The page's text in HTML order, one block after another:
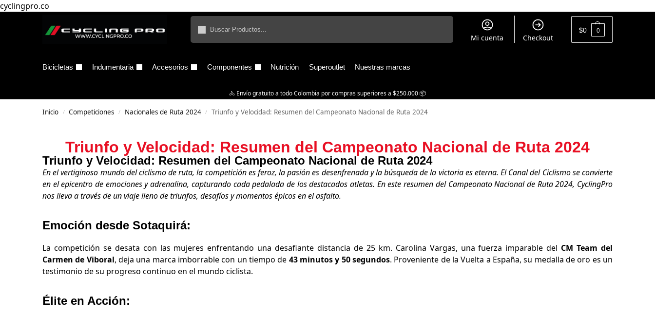
cyclingpro.co
Mi cuenta Checkout
$0 0
Bicicletas Indumentaria Accesorios Componentes Nutrición Superoutlet Nuestras marcas
🚴‍ Envío gratuito a todo Colombia por compras superiores a $250.000 📦
Inicio / Competiciones / Nacionales de Ruta 2024 / Triunfo y Velocidad: Resumen del Campeonato Nacional de Ruta 2024
Triunfo y Velocidad: Resumen del Campeonato Nacional de Ruta 2024
Triunfo y Velocidad: Resumen del Campeonato Nacional de Ruta 2024
En el vertiginoso mundo del ciclismo de ruta, la competición es feroz, la pasión es desenfrenada y la búsqueda de la victoria es eterna. El Canal del Ciclismo se convierte
en el epicentro de emociones y adrenalina, capturando cada pedalada de los destacados atletas. En este resumen del Campeonato Nacional de Ruta 2024, CyclingPro
nos lleva a través de un viaje lleno de triunfos, desafíos y momentos épicos en el asfalto.
Emoción desde Sotaquirá:
La competición se desata con las mujeres enfrentando una desafiante distancia de 25 km. Carolina Vargas, una fuerza imparable del CM Team del
Carmen de Viboral, deja una marca imborrable con un tiempo de 43 minutos y 50 segundos. Proveniente de la Vuelta a España, su medalla de oro es un
testimonio de su progreso continuo en el mundo ciclista.
Élite en Acción: